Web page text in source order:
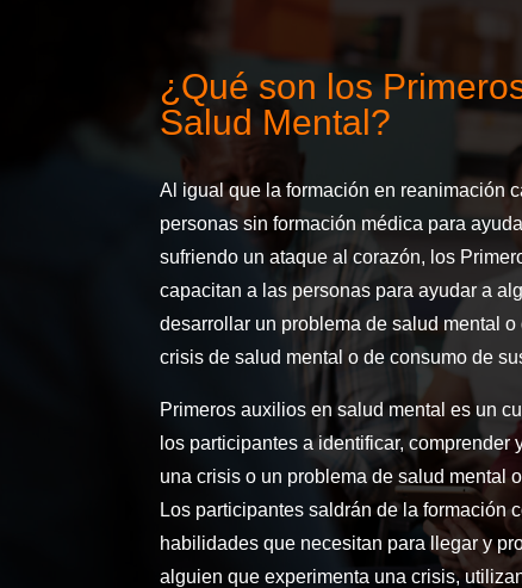
¿Qué son los
Salud Mental?
Al igual que la formación en reanimación
personas sin formación médica para
sufriendo un ataque al corazón, los
capacitan a las personas para ayudar a
desarrollar un problema de salud mental
crisis de salud mental o de consumo de
Primeros auxilios en salud mental es un
los participantes a identificar, comprender
una crisis o un problema de salud mental
Los participantes saldrán de la formación
habilidades que necesitan para llegar y
alguien que experimenta una crisis,